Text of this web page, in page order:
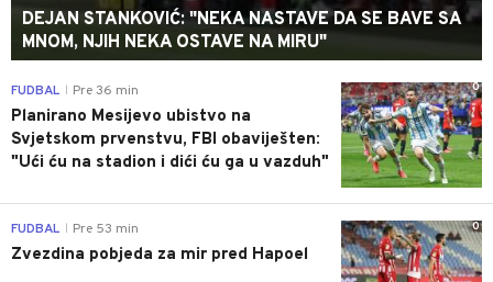
DEJAN STANKOVIĆ: "NEKA NASTAVE DA SE BAVE SA
MNOM, NJIH NEKA OSTAVE NA MIRU"
0
FUDBAL Pre 36 min
Planirano Mesijevo ubistvo na
Svjetskom prvenstvu, FBI obaviješten:
"Ući ću na stadion i dići ću ga u vazduh"
0
FUDBAL Pre 53 min
Zvezdina pobjeda za mir pred Hapoel